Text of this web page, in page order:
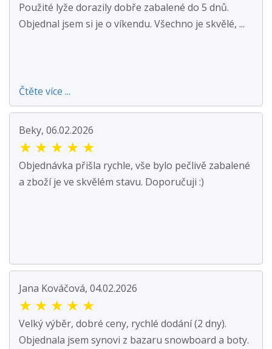
Použité lyže dorazily dobře zabalené do 5 dnů.
Objednal jsem si je o víkendu. Všechno je skvělé, ...
Čtěte více ...
Beky, 06.02.2026
★ ★ ★ ★ ★
Objednávka přišla rychle, vše bylo pečlivě zabalené
a zboží je ve skvělém stavu. Doporučuji :)
Jana Kováčová, 04.02.2026
★ ★ ★ ★ ★
Velký výběr, dobré ceny, rychlé dodání (2 dny).
Objednala jsem synovi z bazaru snowboard a boty.